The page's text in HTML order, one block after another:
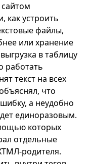
как устроить
файлы,
или хранение
в таблицу
работать
текст на всех
что
а неудобно
единоразовым.
которых
отдельные
родителя.